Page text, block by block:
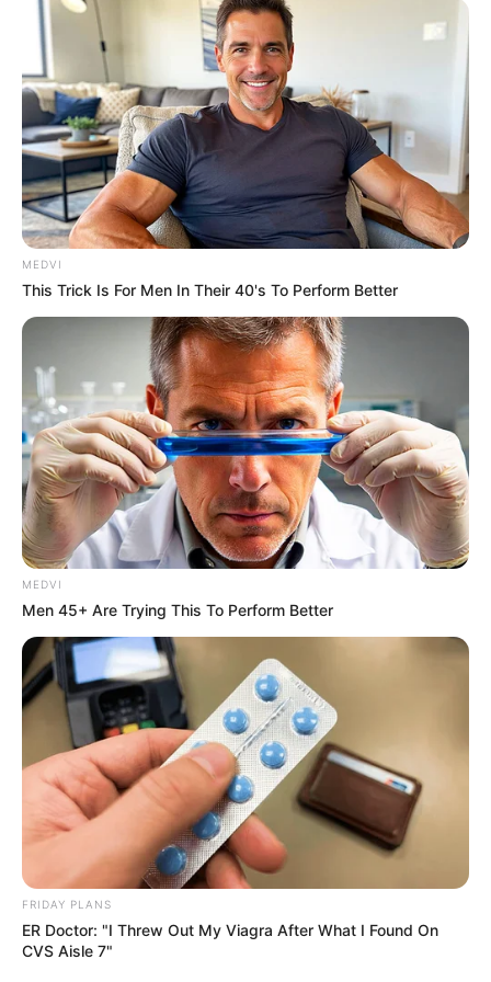
-ad4
Vozes da linha de frente falam da importância
A agente comunitária Elaine Mesquita, do bairro da Cremação,
destacou como o treinamento fortalece seu trabalho: "Esse
conhecimento vai nos ajudar a proteger a comunidade." Rosa
Helena Pereira, do bairro da Condor, reforçou que "com mais
conhecimento, podemos orientar melhor os batedores."
ACS Elaine Mesquita, do bairro da
Cremação.
—Foto/Reprodução/Agência Pará.
Já Edima Souza, ACS da Terra Firme, foi além: "Esse treinamento é
importante porque a doença de Chagas é muito recorrente no
MEDVI
This Trick Is For Men In Their 40's To Perform Better
MEDVI
Men 45+ Are Trying This To Perform Better
FRIDAY PLANS
ER Doctor: "I Threw Out My Viagra After What I Found On
CVS Aisle 7"